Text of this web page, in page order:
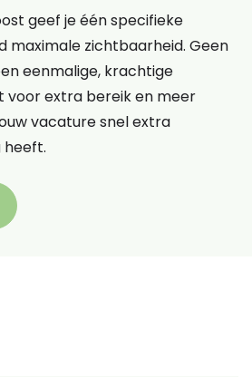
geef je één specifieke
maximale zichtbaarheid. Geen
eenmalige, krachtige
voor extra bereik en meer
vacature snel extra
heeft.